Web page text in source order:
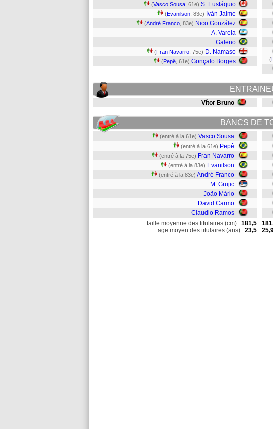
(Vasco Sousa , 61e) S. Eustáquio
(Evanilson , 83e) Iván Jaime
(André Franco , 83e) Nico González
A. Varela
Galeno
(Fran Navarro , 75e) D. Namaso
(Pepê , 61e) Gonçalo Borges (
Vítor Bruno
BANCS DE
(entré à la 61e) Vasco Sousa
(entré à la 61e) Pepê
(entré à la 75e) Fran Navarro
(entré à la 83e) Evanilson
(entré à la 83e) André Franco
M. Grujic
João Mário
David Carmo
Claudio Ramos
taille moyenne des titulaires (cm) : 181,5
age moyen des titulaires (ans) : 23,5